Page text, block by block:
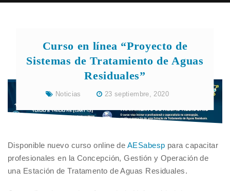
Curso en línea “Proyecto de
Sistemas de Tratamiento de Aguas
Residuales”
Noticias 23 septiembre, 2020
Disponible nuevo curso online de AESabesp para capacitar
profesionales en la Concepción, Gestión y Operación de
una Estación de Tratamento de Aguas Residuales.